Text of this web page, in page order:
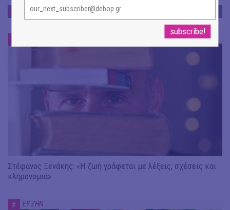
ΕΥ ΖΗΝ
Στέφανος Ξενάκης: «Η ζωή γράφεται με λέξεις, σχέσεις και
κληρονομιά»
# ΕΥ ΖΗΝ